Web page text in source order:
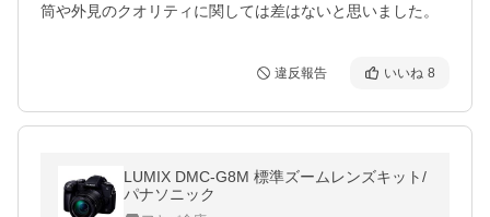
筒や外見のクオリティに関しては差はないと思いました。
違反報告 いいね 8
LUMIX DMC-G8M 標準ズームレンズキット/
パナソニック